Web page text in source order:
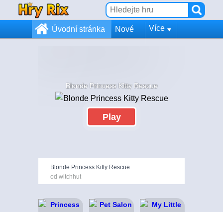
Úvodní stránka Nové Více
Blonde Princess Kitty Rescue
Play
Blonde Princess Kitty Rescue
od witchhut